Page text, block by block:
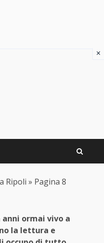
Ripoli » Pagina 8
ormai vivo a
la lettura e
×